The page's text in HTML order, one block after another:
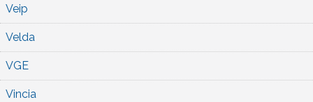
Veip
Velda
VGE
Vincia